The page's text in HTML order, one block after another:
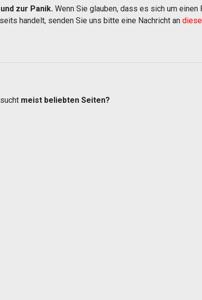
zur Panik. Wenn Sie glauben, dass es sich um einen
handelt, senden Sie uns bitte eine Nachricht an
meist beliebten Seiten?